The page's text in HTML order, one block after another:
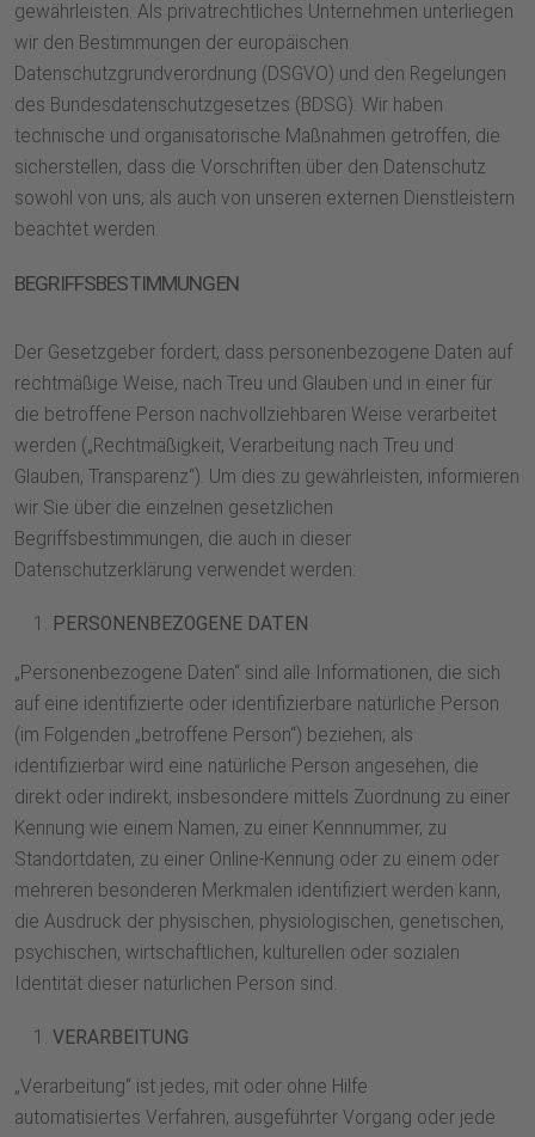
gewährleisten. Als privatrechtliches Unternehmen unterliegen
wir den Bestimmungen der europäischen
Datenschutzgrundverordnung (DSGVO) und den Regelungen
des Bundesdatenschutzgesetzes (BDSG). Wir haben
technische und organisatorische Maßnahmen getroffen, die
sicherstellen, dass die Vorschriften über den Datenschutz
sowohl von uns, als auch von unseren externen Dienstleistern
beachtet werden.
BEGRIFFSBESTIMMUNGEN
Der Gesetzgeber fordert, dass personenbezogene Daten auf
rechtmäßige Weise, nach Treu und Glauben und in einer für
die betroffene Person nachvollziehbaren Weise verarbeitet
werden („Rechtmäßigkeit, Verarbeitung nach Treu und
Glauben, Transparenz“). Um dies zu gewährleisten, informieren
wir Sie über die einzelnen gesetzlichen
Begriffsbestimmungen, die auch in dieser
Datenschutzerklärung verwendet werden:
PERSONENBEZOGENE DATEN
„Personenbezogene Daten“ sind alle Informationen, die sich
auf eine identifizierte oder identifizierbare natürliche Person
(im Folgenden „betroffene Person“) beziehen; als
identifizierbar wird eine natürliche Person angesehen, die
direkt oder indirekt, insbesondere mittels Zuordnung zu einer
Kennung wie einem Namen, zu einer Kennnummer, zu
Standortdaten, zu einer Online-Kennung oder zu einem oder
mehreren besonderen Merkmalen identifiziert werden kann,
die Ausdruck der physischen, physiologischen, genetischen,
psychischen, wirtschaftlichen, kulturellen oder sozialen
Identität dieser natürlichen Person sind.
VERARBEITUNG
„Verarbeitung“ ist jedes, mit oder ohne Hilfe
automatisiertes Verfahren, ausgeführter Vorgang oder jede